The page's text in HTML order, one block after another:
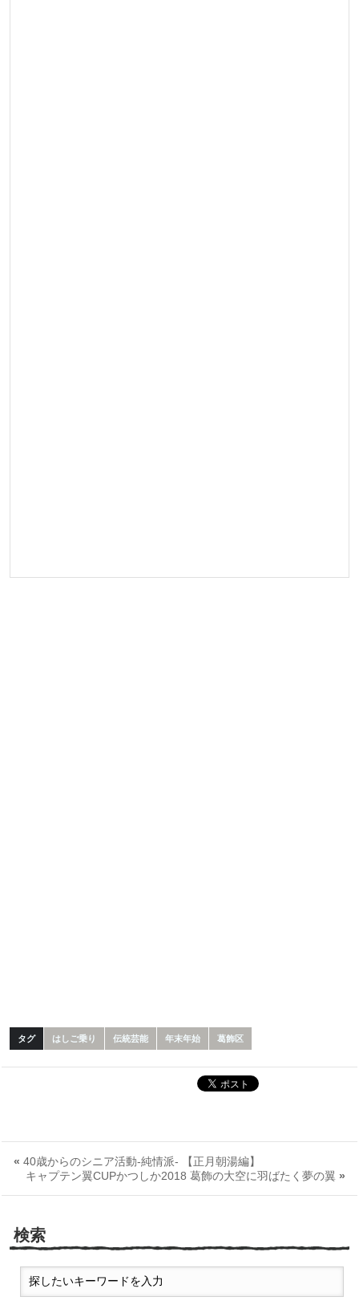
タグ はしご乗り 伝統芸能 年末年始 葛飾区
« 40歳からのシニア活動-純情派- 【正月朝湯編】
キャプテン翼CUPかつしか2018 葛飾の大空に羽ばたく夢の翼 »
検索